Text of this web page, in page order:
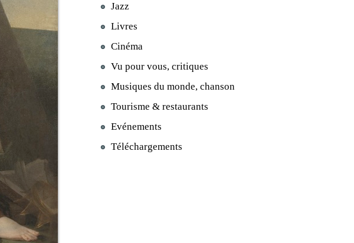
Jazz
Livres
Cinéma
Vu pour vous, critiques
Musiques du monde, chanson
Tourisme & restaurants
Evénements
Téléchargements